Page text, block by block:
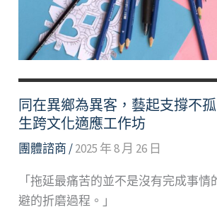
同在異鄉為異客，藝起支撐不
生跨文化適應工作坊
團體諮商 /2025 年 8 月 26 日
「拖延最痛苦的並不是沒有完成事情
避的折磨過程。」